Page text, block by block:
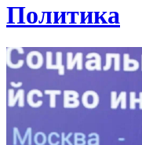
Политика